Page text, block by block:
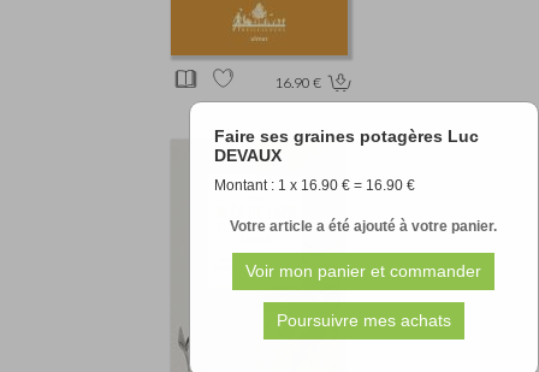
Faire ses graines potagères Luc
DEVAUX
Montant : 1 x 16.90 € = 16.90 €
Votre article a été ajouté à votre panier.
16.90 €